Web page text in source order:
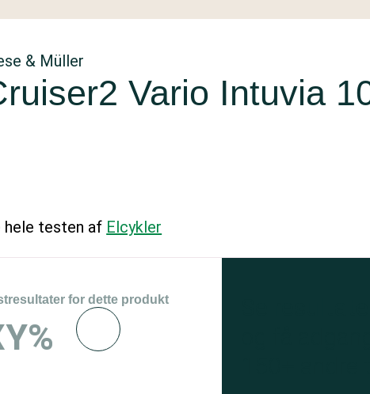
& Müller
Vario Intuvia
hele testen af Elcykler
for dette produkt